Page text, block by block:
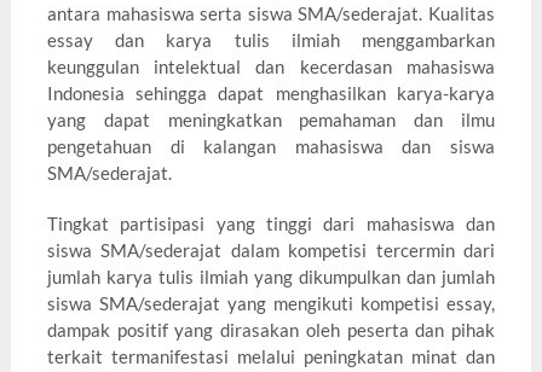
antara mahasiswa serta siswa SMA/sederajat. Kualitas
essay dan karya tulis ilmiah menggambarkan
keunggulan intelektual dan kecerdasan mahasiswa
Indonesia sehingga dapat menghasilkan karya-karya
yang dapat meningkatkan pemahaman dan ilmu
pengetahuan di kalangan mahasiswa dan siswa
SMA/sederajat.
Tingkat partisipasi yang tinggi dari mahasiswa dan
siswa SMA/sederajat dalam kompetisi tercermin dari
jumlah karya tulis ilmiah yang dikumpulkan dan jumlah
siswa SMA/sederajat yang mengikuti kompetisi essay,
dampak positif yang dirasakan oleh peserta dan pihak
terkait termanifestasi melalui peningkatan minat dan